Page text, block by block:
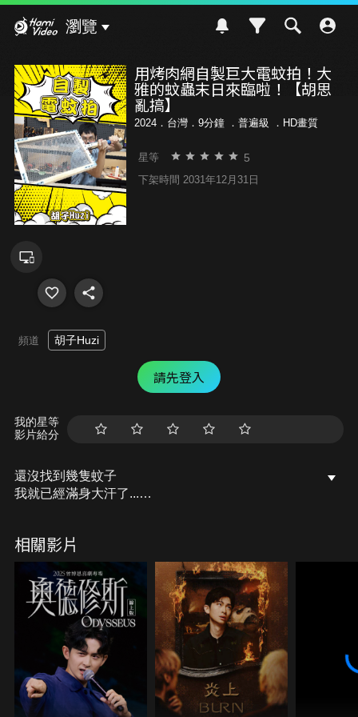
瀏覽
用烤肉網自製巨大電蚊拍！大
雅的蚊蟲末日來臨啦！【胡思
亂搞】
2024．台灣．9分鐘 ． 普遍級 ．HD畫質
星等 5
下架時間 2031年12月31日
頻道 胡子Huzi
請先登入
我的星等
影片給分
還沒找到幾隻蚊子
我就已經滿身大汗了...
#胡子Huzi #胡思亂搞 #電蚊拍
相關影片